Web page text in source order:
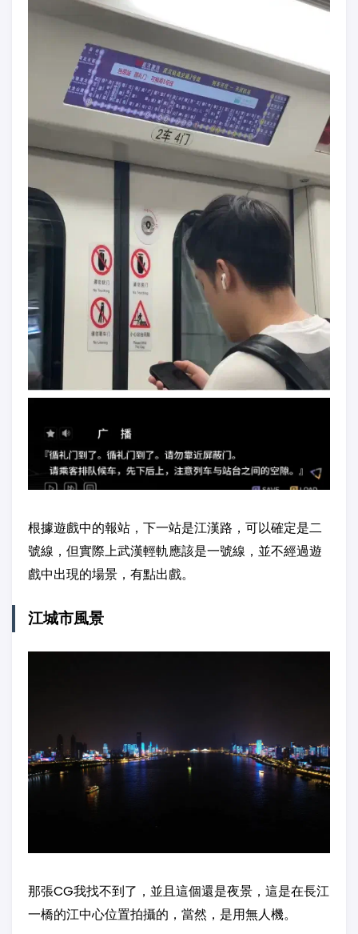
根據遊戲中的報站，下一站是江漢路，可以確定是二
號線，但實際上武漢輕軌應該是一號線，並不經過遊
戲中出現的場景，有點出戲。
江城市風景
那張CG我找不到了，並且這個還是夜景，這是在長江
一橋的江中心位置拍攝的，當然，是用無人機。